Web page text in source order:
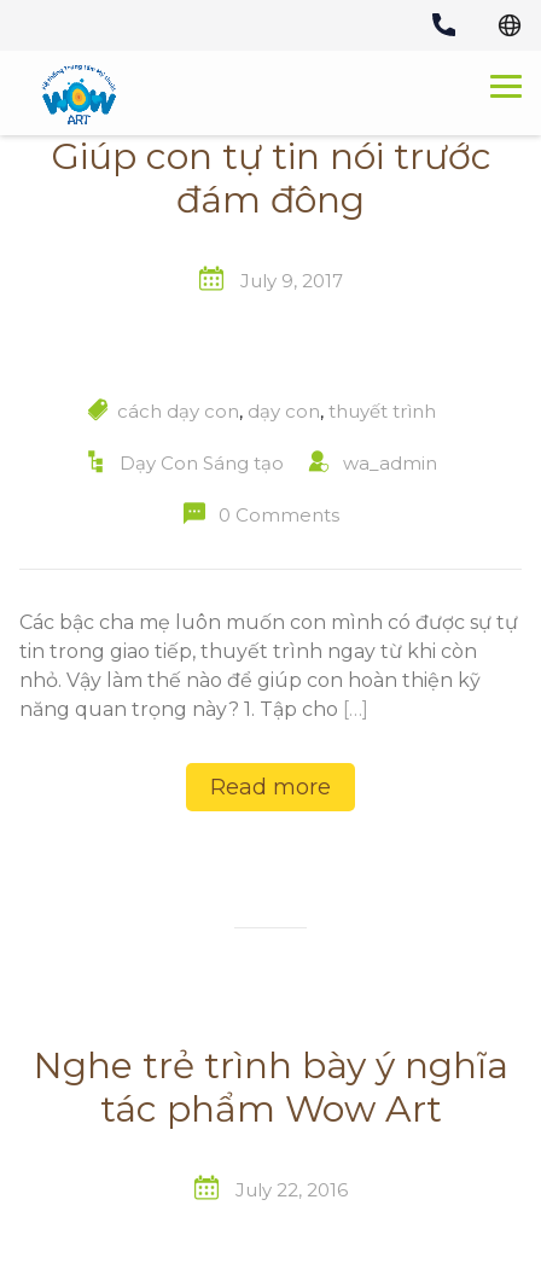
content
Giúp con tự tin nói trước
đám đông
July 9, 2017
cách dạy con, dạy con, thuyết trình
Dạy Con Sáng tạo wa_admin
0 Comments
Các bậc cha mẹ luôn muốn con mình có được sự tự
tin trong giao tiếp, thuyết trình ngay từ khi còn
nhỏ. Vậy làm thế nào để giúp con hoàn thiện kỹ
năng quan trọng này? 1. Tập cho […]
Read more
Nghe trẻ trình bày ý nghĩa
tác phẩm Wow Art
July 22, 2016